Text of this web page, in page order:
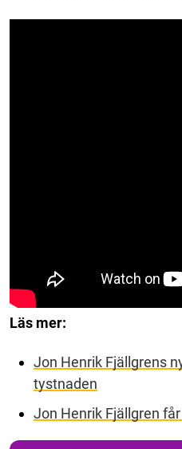
Läs mer:
Jon Henrik Fjällgrens
tystnaden
Jon Henrik Fjällgren